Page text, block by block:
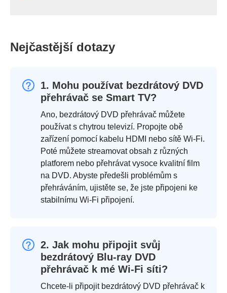
Nejčastější dotazy
1. Mohu používat bezdrátový DVD
přehrávač se Smart TV?
Ano, bezdrátový DVD přehrávač můžete
používat s chytrou televizí. Propojte obě
zařízení pomocí kabelu HDMI nebo sítě Wi-Fi.
Poté můžete streamovat obsah z různých
platforem nebo přehrávat vysoce kvalitní film
na DVD. Abyste předešli problémům s
přehráváním, ujistěte se, že jste připojeni ke
stabilnímu Wi-Fi připojení.
2. Jak mohu připojit svůj
bezdrátový Blu-ray DVD
přehrávač k mé Wi-Fi síti?
Chcete-li připojit bezdrátový DVD přehrávač k